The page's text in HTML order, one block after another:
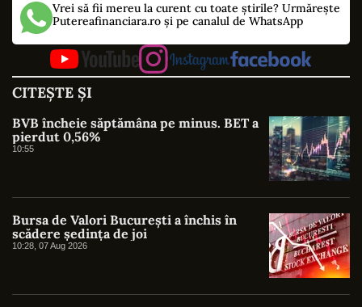
Vrei să fii mereu la curent cu toate știrile? Urmărește
Putereafinanciara.ro și pe canalul de WhatsApp
CITEȘTE ȘI
BVB încheie săptămâna pe minus. BET a
pierdut 0,56%
10:55
Bursa de Valori București a închis în
scădere ședința de joi
10:28, 07 Aug 2026